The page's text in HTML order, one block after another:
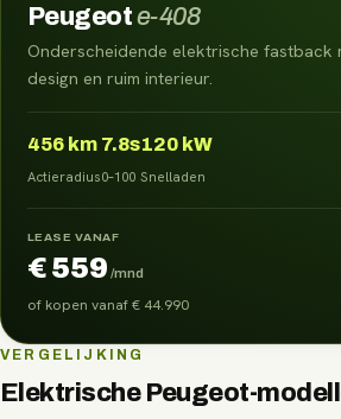
Peugeote-408
Onderscheidende elektrische fastback
design en ruim interieur.
456 km
Actieradius
7.8s
0–100
120 kW
Snelladen
LEASE VANAF
€ 559 /mnd
of kopen vanaf€ 44.990
VERGELIJKING
Elektrische Peugeot-